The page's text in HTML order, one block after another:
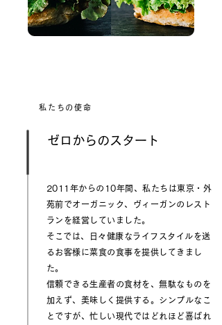
私たちの使命
​ゼロからのスタート
2011年からの10年間、私たちは東京・外
苑前でオーガニック、ヴィーガンのレスト
ランを経営していました。
​そこでは、日々健康なライフスタイルを送
るお客様に菜食の食事を提供してきまし
た。
信頼できる生産者の食材を、無駄なものを
加えず、美味しく提供する。シンプルなこ
とですが、忙しい現代ではどれほど喜ばれ